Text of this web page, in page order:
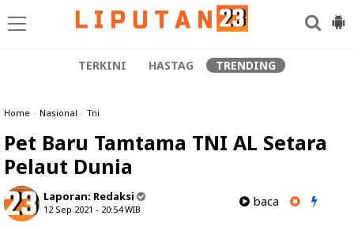
TERKINI HASTAG TRENDING
Home » Nasional » Tni
Pet Baru Tamtama TNI AL Setara
Pelaut Dunia
Laporan: Redaksi
12 Sep 2021 - 20:54WIB
baca